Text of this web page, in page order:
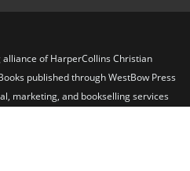
of HarperCollins Christian
published through WestBow Press
marketing, and bookselling services